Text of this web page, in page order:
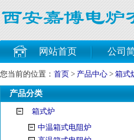
网站首页 公司
您当前的位置： 首页 > 产品中心 > 箱式
产品分类
箱式炉
中温箱式电阻炉